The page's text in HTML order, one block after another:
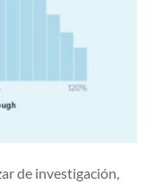
de investigación,